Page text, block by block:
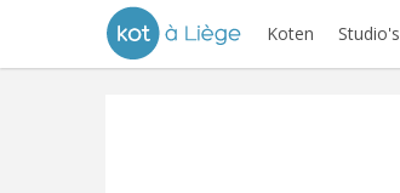
Koten Studio's